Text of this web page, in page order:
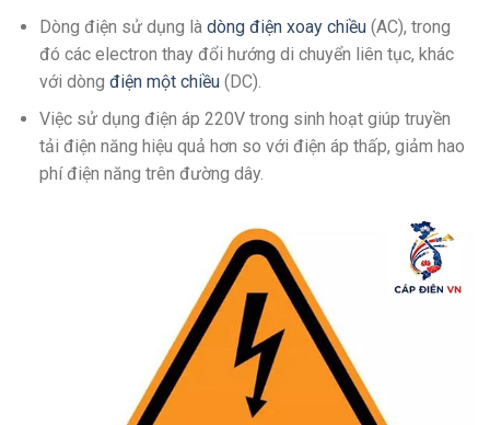
Dòng điện sử dụng là dòng điện xoay chiều(AC), trong
đó các electron thay đổi hướng di chuyển liên tục, khác
với dòng điện một chiều(DC).
Việc sử dụng điện áp 220V trong sinh hoạt giúp truyền
tải điện năng hiệu quả hơn so với điện áp thấp, giảm hao
phí điện năng trên đường dây.